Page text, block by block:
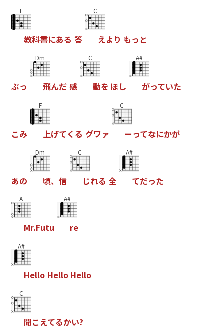
F
教科書にある 答
C
えよ り もっ と
ぶっ
Dm
飛んだ 感
C
動を ほし
A#
がっていた
こみ
F
上げてく る グワァ
C
ーってなにかが
あの
Dm
頃、 信
C
じれる 全
A#
てだった
A
Mr.Futu
A#
re
A#
Hello Hello Hello
C
聞こえてるかい?